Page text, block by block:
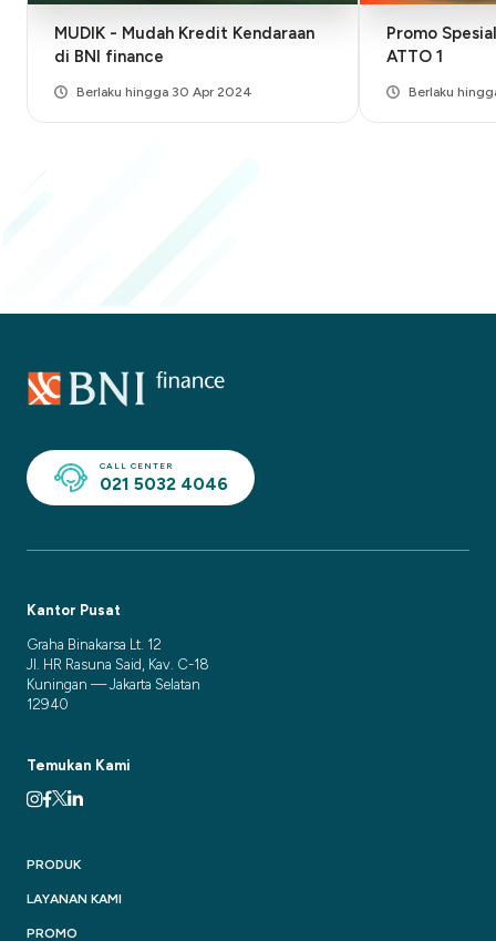
MUDIK - Mudah Kredit Kendaraan
di BNI finance
Berlaku hingga 30 Apr 2024
Promo
ATTO 1
Berlaku
CALL CENTER
021 5032 4046
Kantor Pusat
Graha Binakarsa Lt. 12
Jl. HR Rasuna Said, Kav. C-18
Kuningan — Jakarta Selatan
12940
PRODUK
LAYANAN KAMI
PROMO
Temukan Kami